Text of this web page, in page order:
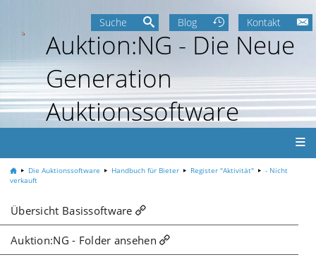
Auktion:NG - Die Neue
Generation
Auktionssoftware
Suche Blog Kontakt
Die Auktionssoftware Handbuch für Bieter Register "Aktivität"
- Nicht
verkauft
Übersicht Basissoftware
Auktion:NG - Folder ansehen